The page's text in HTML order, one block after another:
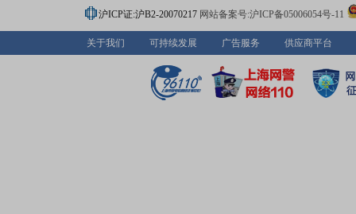
沪ICP证:沪B2-20070217 网站备案号:沪ICP备05006054号-11
关于我们 可持续发展 广告服务 供应商平台